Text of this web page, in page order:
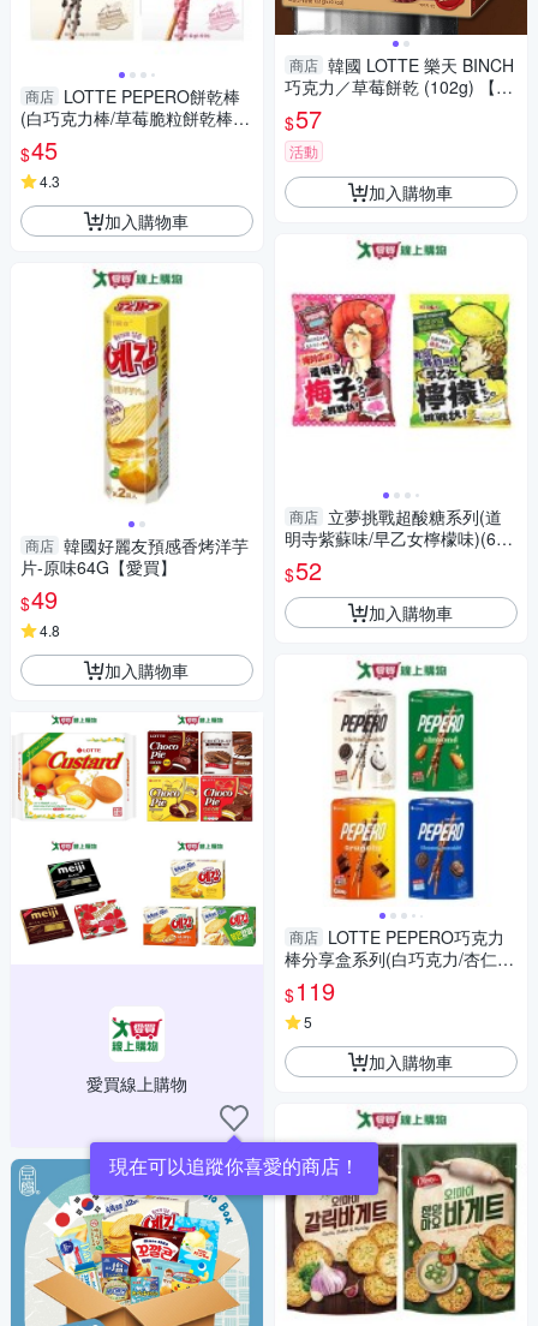
商店 LOTTE PEPERO餅乾棒
(白巧克力棒/草莓脆粒餅乾棒)
(32G/盒)【愛買】
$45
4.3
加入購物車
商店 韓國好麗友預感香烤洋芋
片-原味64G【愛買】
$49
4.8
加入購物車
愛買線上購物
現在可以追蹤你喜愛的商店！
商店 韓國 LOTTE 樂天 BINCH
巧克力／草莓餅乾 (102g) 【小
三美日】 D634439 下午茶 甜
點 點心 月老 零食 餅乾
$57
活動
加入購物車
商店 立夢挑戰超酸糖系列(道
明寺紫蘇味/早乙女檸檬味)(60
G/包)【愛買】
$52
加入購物車
商店 LOTTE PEPERO巧克力
棒分享盒系列(白巧克力/杏仁/
脆心/黑餅乾)(128-140G/盒)
【愛買】
$119
5
加入購物車